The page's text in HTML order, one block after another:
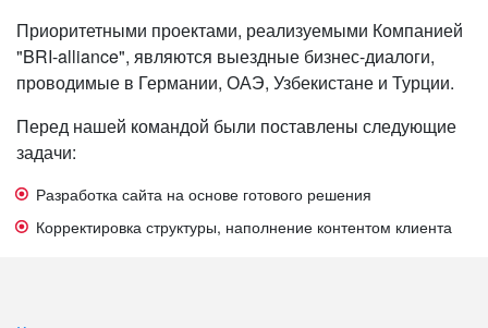
Приоритетными проектами, реализуемыми Компанией
"BRI-alliance", являются выездные бизнес-диалоги,
проводимые в Германии, ОАЭ, Узбекистане и Турции.
Перед нашей командой были поставлены следующие
задачи:
Разработка сайта на основе готового решения
Корректировка структуры, наполнение контентом клиента